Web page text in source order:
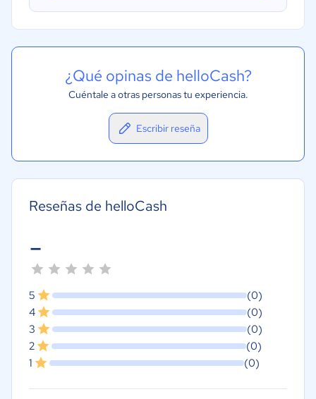
¿Qué opinas de helloCash?
Cuéntale a otras personas tu experiencia.
Escribir reseña
Reseñas de helloCash
-
5
(0)
4
(0)
3
(0)
2
(0)
1
(0)